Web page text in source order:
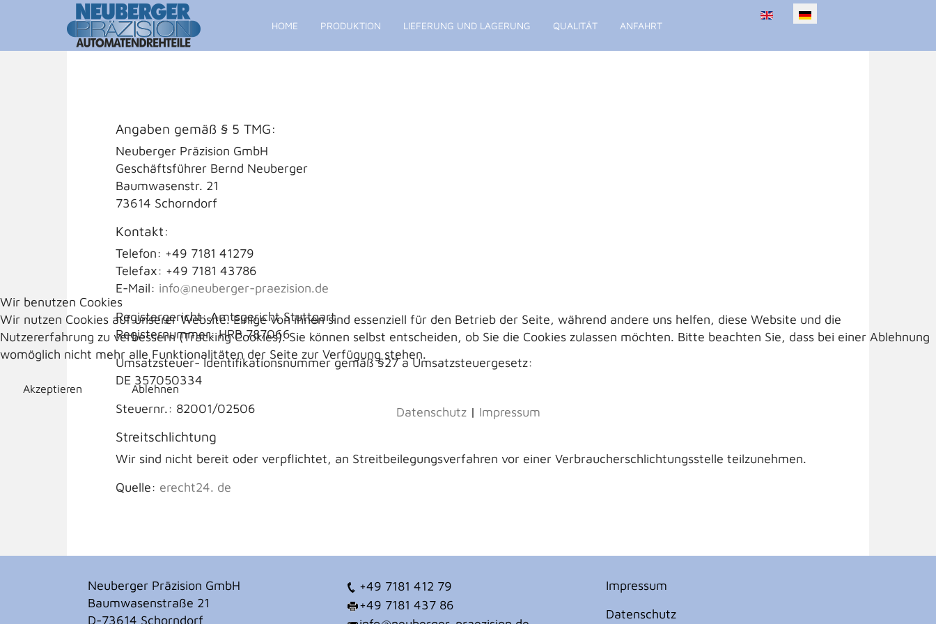
HOME PRODUKTION LIEFERUNG UND LAGERUNG QUALITÄT ANFAHRT
Sprache auswählen
Angaben gemäß § 5 TMG:
Neuberger Präzision GmbH
Geschäftsführer Bernd Neuberger
Baumwasenstr. 21
73614 Schorndorf
Kontakt:
Telefon: +49 7181 41279
Telefax: +49 7181 43786
E-Mail: info@neuberger-praezision.de
Registergericht: Amtsgericht Stuttgart
Registernummer: HRB 787066
Umsatzsteuer- Identifikationsnummer gemäß §27 a Umsatzsteuergesetz:
DE 357050334
Steuernr.: 82001/02506
Streitschlichtung
Wir sind nicht bereit oder verpflichtet, an Streitbeilegungsverfahren vor einer Verbraucherschlichtungsstelle teilzunehmen.
Quelle: erecht24. de
Neuberger Präzision GmbH
Baumwasenstraße 21
D-73614 Schorndorf
+49 7181 412 79
+49 7181 437 86
Impressum
Datenschutz
Wir benutzen Cookies
Wir nutzen Cookies auf unserer Website. Einige von ihnen sind essenziell für den Betrieb der Seite, während andere uns helfen, diese Website und die
Nutzererfahrung zu verbessern (Tracking Cookies). Sie können selbst entscheiden, ob Sie die Cookies zulassen möchten. Bitte beachten Sie, dass bei einer Ablehnung
womöglich nicht mehr alle Funktionalitäten der Seite zur Verfügung stehen.
Akzeptieren Ablehnen
Datenschutz| Impressum